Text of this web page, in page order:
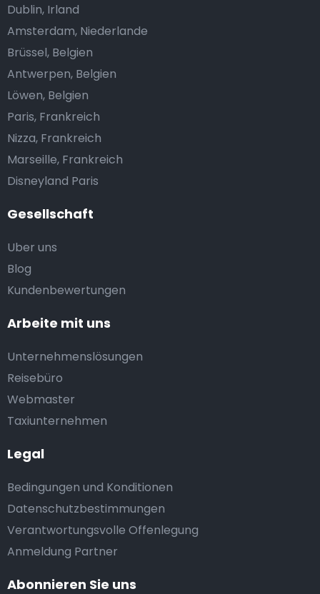
Gesellschaft
Uber uns
Blog
Kundenbewertungen
Arbeite mit uns
Unternehmenslösungen
Reisebüro
Webmaster
Taxiunternehmen
Legal
Bedingungen und Konditionen
Datenschutzbestimmungen
Verantwortungsvolle Offenlegung
Anmeldung Partner
Dublin, Irland
Amsterdam, Niederlande
Brüssel, Belgien
Antwerpen, Belgien
Löwen, Belgien
Paris, Frankreich
Nizza, Frankreich
Marseille, Frankreich
Disneyland Paris
Abonnieren Sie uns